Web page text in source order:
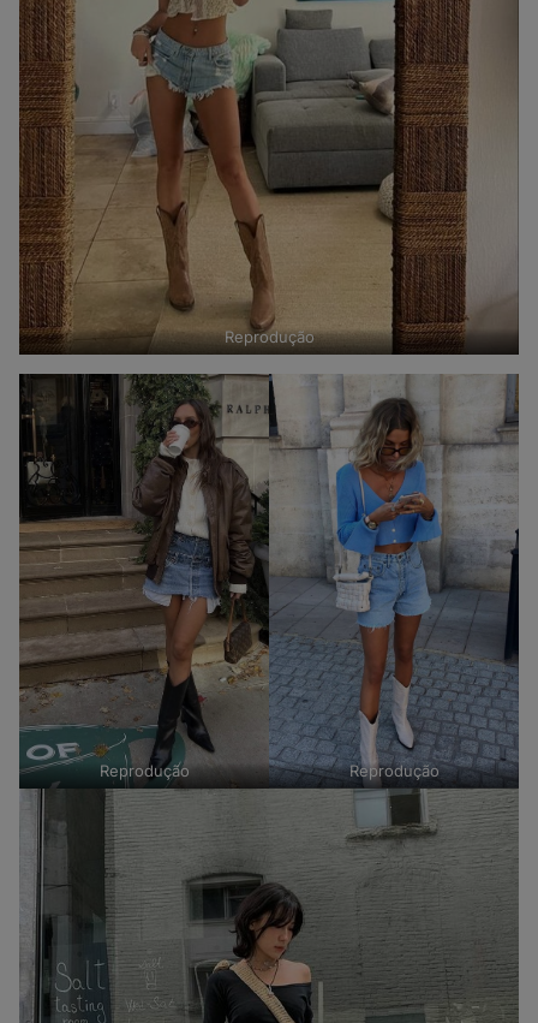
Reprodução
Reprodução Reprodução